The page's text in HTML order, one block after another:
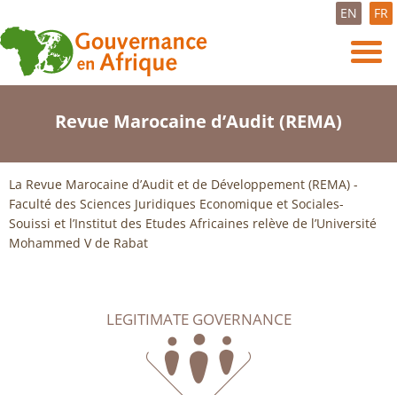
EN FR
Revue Marocaine d’Audit (REMA)
La Revue Marocaine d’Audit et de Développement (REMA) -
Faculté des Sciences Juridiques Economique et Sociales-
Souissi et l’Institut des Etudes Africaines relève de l’Université
Mohammed V de Rabat
LEGITIMATE GOVERNANCE